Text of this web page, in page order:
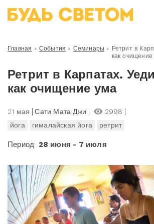
Главная » События » Семинары » Ретрит в
как
Ретрит в Карпатах.
как очищение ума
21 мая Сати Мата Джи
2998
йога
гималайская йога ретрит
Период: 28 июня - 7 июля